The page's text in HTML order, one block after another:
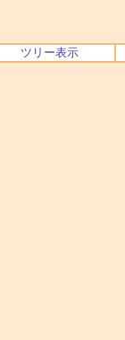
ツリー表示